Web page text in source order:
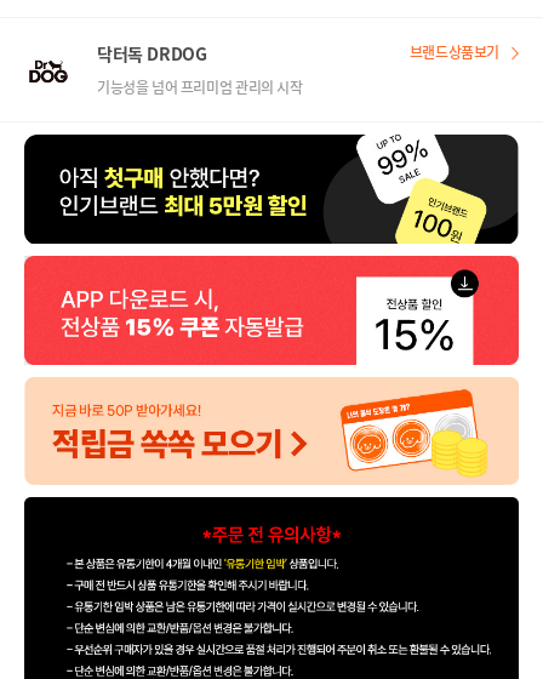
닥터독 DRDOG
기능성을 넘어 프리미엄 관리의 시작
브랜드상품보기